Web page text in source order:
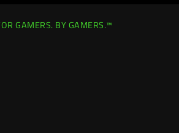
GAMERS. BY GAMERS.™